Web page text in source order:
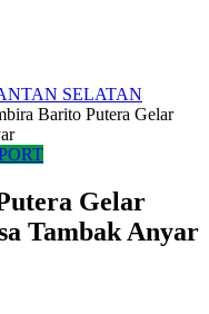
SELATAN
Barito Putera Gelar
Gelar
Tambak Anyar